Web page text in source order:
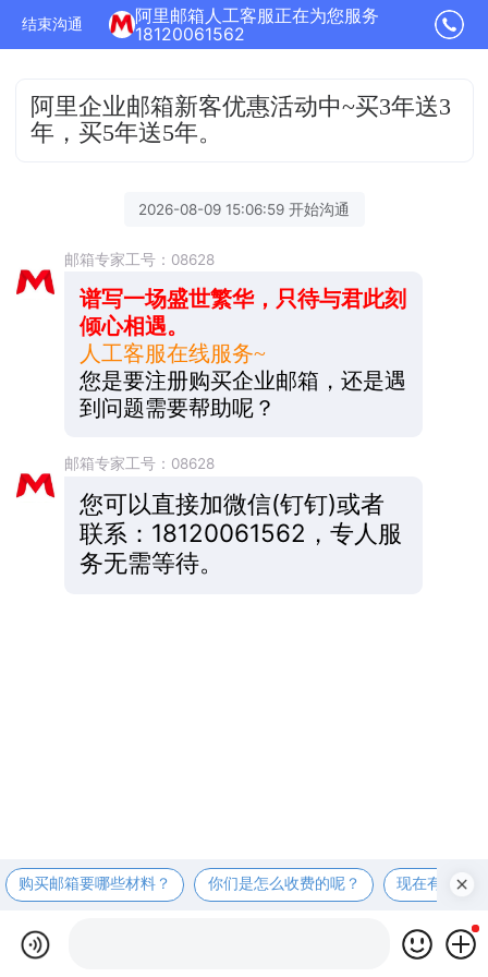
结束沟通
阿里邮箱人工客服正在为您服务
18120061562
阿里企业邮箱新客优惠活动中~买3年送3
年，买5年送5年。
2026-08-09 15:06:59 开始沟通
邮箱专家工号：08628
谱写一场盛世繁华，只待与君此刻
倾心相遇。
人工客服在线服务~
您是要注册购买企业邮箱，还是遇
到问题需要帮助呢？
邮箱专家工号：08628
您可以直接加微信(钉钉)或者
联系：18120061562，专人服
务无需等待。
购买邮箱要哪些材料？ 你们是怎么收费的呢？ 现在有优惠